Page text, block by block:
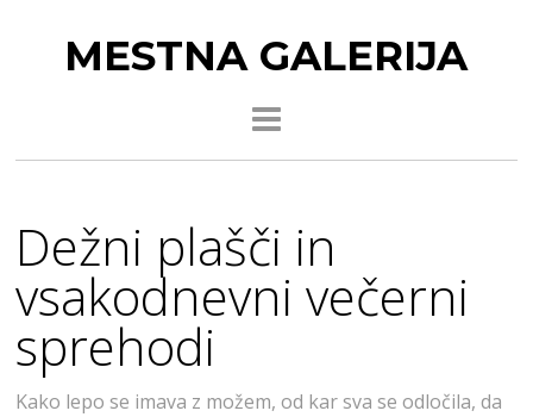
MESTNA GALERIJA
Dežni plašči in
vsakodnevni večerni
sprehodi
Kako lepo se imava z možem, od kar sva se odločila, da